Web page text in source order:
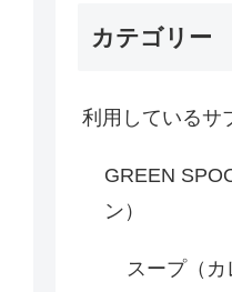
カテゴリー
利用しているサ
GREEN
ン）
スープ（カ